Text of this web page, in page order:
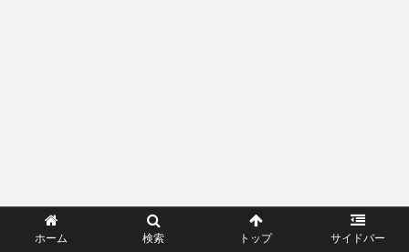
ホーム 検索 トップ サイドバー